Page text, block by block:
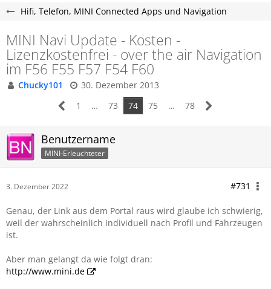
Hifi, Telefon, MINI Connected Apps und Navigation
MINI Navi Update - Kosten -
Lizenzkostenfrei - over the air Navigation
im F56 F55 F57 F54 F60
Chucky101
30. Dezember 2013
1
… 73 74 75 … 78
Benutzername
MINI-Erleuchteter
3. Dezember 2022 #731
Genau, der Link aus dem Portal raus wird glaube ich schwierig,
weil der wahrscheinlich individuell nach Profil und Fahrzeugen
ist.
Aber man gelangt da wie folgt dran:
http://www.mini.de